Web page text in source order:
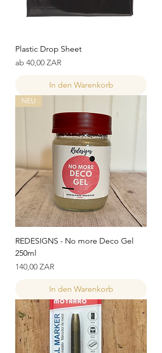
Plastic Drop Sheet
ab 40,00 ZAR
Sale-Preis
In den Warenkorb
NEU
REDESIGNS - No more Deco Gel
250ml
Preis
140,00 ZAR
In den Warenkorb